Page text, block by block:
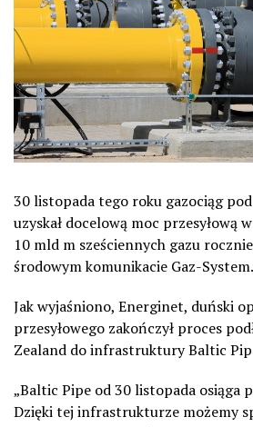
30 listopada tego roku gazociąg
uzyskał docelową moc przesyłową
10 mld m sześciennych gazu
środowym komunikacie Gaz-System.
Jak wyjaśniono, Energinet, duński
przesyłowego zakończył proces
Zealand do infrastruktury Baltic
„Baltic Pipe od 30 listopada osiąga
Dzięki tej infrastrukturze możemy